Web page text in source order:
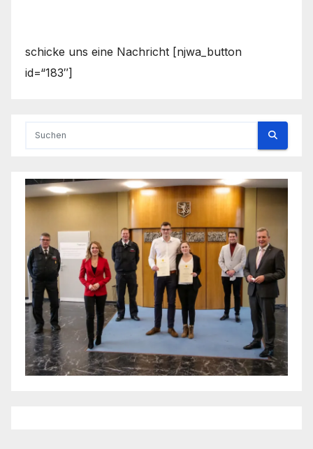
schicke uns eine Nachricht [njwa_button
id=“183″]